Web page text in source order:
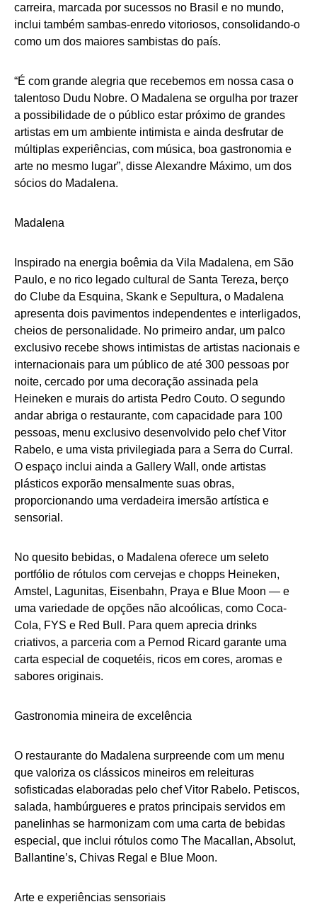
carreira, marcada por sucessos no Brasil e no mundo,
inclui também sambas-enredo vitoriosos, consolidando-o
como um dos maiores sambistas do país.
“É com grande alegria que recebemos em nossa casa o
talentoso Dudu Nobre. O Madalena se orgulha por trazer
a possibilidade de o público estar próximo de grandes
artistas em um ambiente intimista e ainda desfrutar de
múltiplas experiências, com música, boa gastronomia e
arte no mesmo lugar”, disse Alexandre Máximo, um dos
sócios do Madalena.
Madalena
Inspirado na energia boêmia da Vila Madalena, em São
Paulo, e no rico legado cultural de Santa Tereza, berço
do Clube da Esquina, Skank e Sepultura, o Madalena
apresenta dois pavimentos independentes e interligados,
cheios de personalidade. No primeiro andar, um palco
exclusivo recebe shows intimistas de artistas nacionais e
internacionais para um público de até 300 pessoas por
noite, cercado por uma decoração assinada pela
Heineken e murais do artista Pedro Couto. O segundo
andar abriga o restaurante, com capacidade para 100
pessoas, menu exclusivo desenvolvido pelo chef Vitor
Rabelo, e uma vista privilegiada para a Serra do Curral.
O espaço inclui ainda a Gallery Wall, onde artistas
plásticos exporão mensalmente suas obras,
proporcionando uma verdadeira imersão artística e
sensorial.
No quesito bebidas, o Madalena oferece um seleto
portfólio de rótulos com cervejas e chopps Heineken,
Amstel, Lagunitas, Eisenbahn, Praya e Blue Moon — e
uma variedade de opções não alcoólicas, como Coca-
Cola, FYS e Red Bull. Para quem aprecia drinks
criativos, a parceria com a Pernod Ricard garante uma
carta especial de coquetéis, ricos em cores, aromas e
sabores originais.
Gastronomia mineira de excelência
O restaurante do Madalena surpreende com um menu
que valoriza os clássicos mineiros em releituras
sofisticadas elaboradas pelo chef Vitor Rabelo. Petiscos,
salada, hambúrgueres e pratos principais servidos em
panelinhas se harmonizam com uma carta de bebidas
especial, que inclui rótulos como The Macallan, Absolut,
Ballantine’s, Chivas Regal e Blue Moon.
Arte e experiências sensoriais